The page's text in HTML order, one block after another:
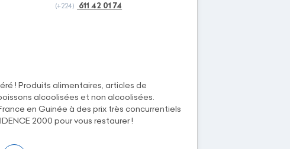
(+224) 611 42 01 74
! Produits alimentaires, articles de
alcoolisées et non alcoolisées.
en Guinée à des prix très concurrentiels
2000 pour vous restaurer !